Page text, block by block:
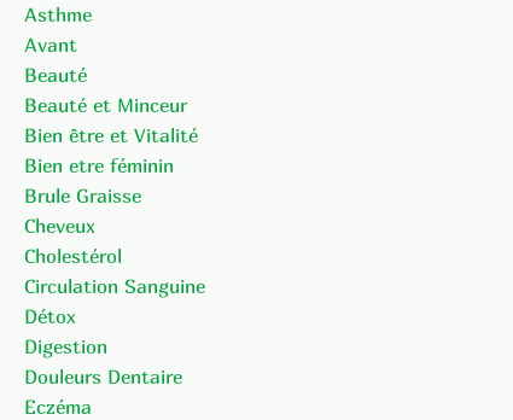
Asthme
Avant
Beauté
Beauté et Minceur
Bien être et Vitalité
Bien etre féminin
Brule Graisse
Cheveux
Cholestérol
Circulation Sanguine
Détox
Digestion
Douleurs Dentaire
Eczéma